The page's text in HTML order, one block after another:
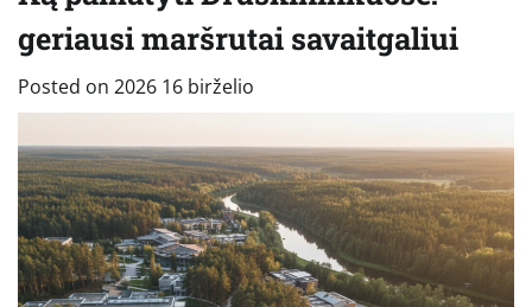
geriausi maršrutai savaitgaliui
Posted on 2026 16 birželio